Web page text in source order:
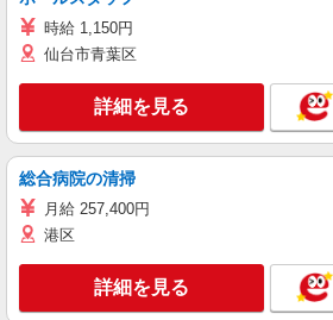
時給 1,150円
仙台市青葉区
詳細を見る
総合病院の清掃
月給 257,400円
港区
詳細を見る